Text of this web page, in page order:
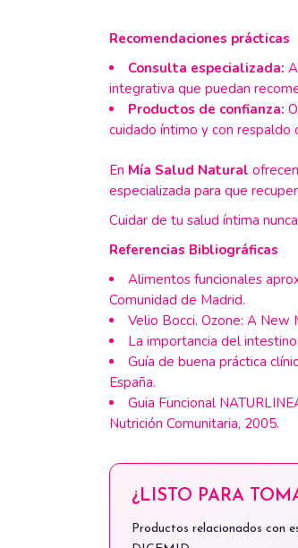
Recomendaciones prácticas
Consulta especializada:
integrativa que puedan
Productos de confianza:
cuidado íntimo y con respaldo
En Mía Salud Natural
especializada para que
Cuidar de tu salud íntima
Referencias Bibliográficas
Alimentos funcionales
Comunidad de Madrid.
Velio Bocci. Ozone: A New
La importancia del
Guía de buena práctica
España.
Guia Funcional
Nutrición Comunitaria, 2005.
¿LISTO PARA
Productos relacionados con